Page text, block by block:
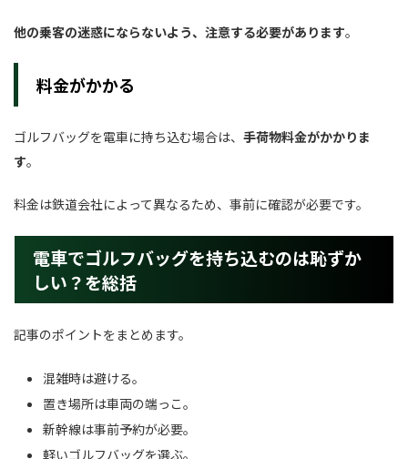
他の乗客の迷惑にならないよう、注意する必要があります。
料金がかかる
ゴルフバッグを電車に持ち込む場合は、 手荷物料金がかかりま
す。
料金は鉄道会社によって異なるため、事前に確認が必要です。
電車でゴルフバッグを持ち込むのは恥ずか
しい？を総括
記事のポイントをまとめます。
混雑時は避ける。
置き場所は車両の端っこ。
新幹線は事前予約が必要。
軽いゴルフバッグを選ぶ。